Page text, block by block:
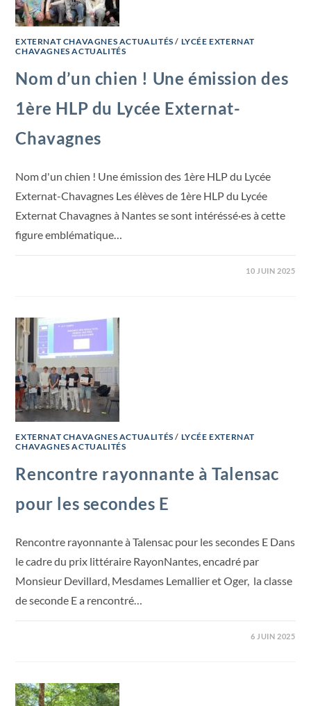
EXTERNAT CHAVAGNES ACTUALITÉS / LYCÉE EXTERNAT
CHAVAGNES ACTUALITÉS
Nom d’un chien ! Une émission des
1ère HLP du Lycée Externat-
Chavagnes
Nom d'un chien ! Une émission des 1ère HLP du Lycée
Externat-Chavagnes Les élèves de 1ère HLP du Lycée
Externat Chavagnes à Nantes se sont intéréssé·es à cette
figure emblématique…
10 JUIN 2025
EXTERNAT CHAVAGNES ACTUALITÉS / LYCÉE EXTERNAT
CHAVAGNES ACTUALITÉS
Rencontre rayonnante à Talensac
pour les secondes E
Rencontre rayonnante à Talensac pour les secondes E Dans
le cadre du prix littéraire RayonNantes, encadré par
Monsieur Devillard, Mesdames Lemallier et Oger, la classe
de seconde E a rencontré…
6 JUIN 2025